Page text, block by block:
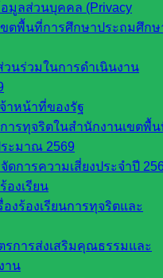
มูลส่วนบุคคล (Privacy
ขตพื้นที่การศึกษาประถมศึกษ
นร่วมในการดำเนินงาน
าหน้าที่ของรัฐ
ารทุจริตในสำนักงานเขตพื้
ะมาณ 2569
ดการความเสี่ยงประจำปี
องเรียน
งร้องเรียนการทุจริตและ
รการส่งเสริมคุณธรรมและ
าน